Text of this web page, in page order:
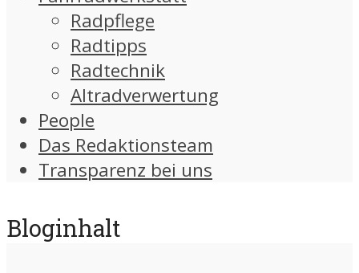
Radpflege
Radtipps
Radtechnik
Altradverwertung
People
Das Redaktionsteam
Transparenz bei uns
Bloginhalt